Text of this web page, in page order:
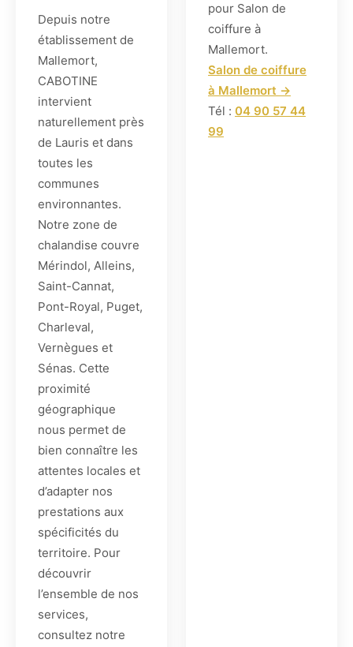
Depuis notre
établissement de
Mallemort,
CABOTINE
intervient
naturellement près
de Lauris et dans
toutes les
communes
environnantes.
Notre zone de
chalandise couvre
Mérindol, Alleins,
Saint-Cannat,
Pont-Royal, Puget,
Charleval,
Vernègues et
Sénas. Cette
proximité
géographique
nous permet de
bien connaître les
attentes locales et
d’adapter nos
prestations aux
spécificités du
territoire. Pour
découvrir
l’ensemble de nos
services,
consultez notre
pour Salon de
coiffure à
Mallemort.
Salon de coiffure
à Mallemort →
Tél : 04 90 57 44
99